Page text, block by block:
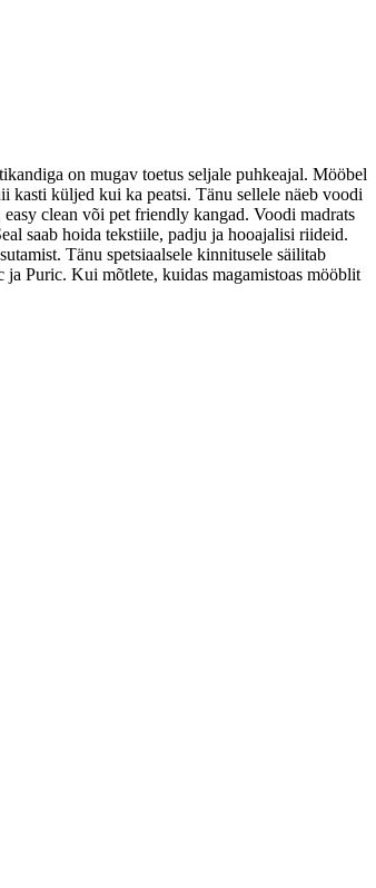
on mugav toetus seljale puhkeajal. Mööbel
kasti küljed kui ka peatsi. Tänu sellele näeb voodi
clean või pet friendly kangad. Voodi madrats
saab hoida tekstiile, padju ja hooajalisi riideid.
Tänu spetsiaalsele kinnitusele säilitab
ja Puric. Kui mõtlete, kuidas magamistoas mööblit